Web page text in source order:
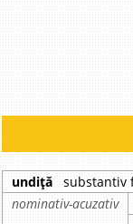
undiță substantiv
nominativ-acuzativ